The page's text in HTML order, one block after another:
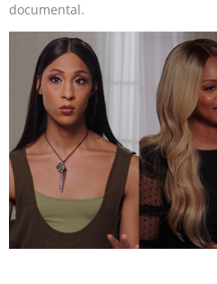
documental.